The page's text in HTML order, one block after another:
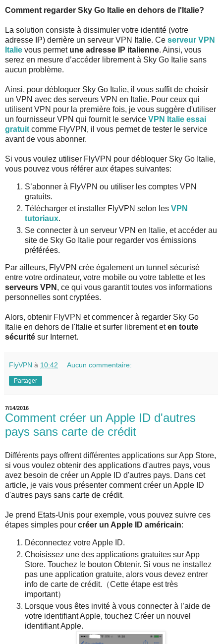
Comment regarder Sky Go Italie en dehors de l'Italie?
La solution consiste à dissimuler votre identité (votre
adresse IP) derrière un serveur VPN Italie. Ce serveur VPN
Italie vous permet une adresse IP italienne. Ainsi, vous
serez en mesure d’accéder librement à Sky Go Italie sans
aucun problème.
Ainsi, pour débloquer Sky Go Italie, il vous suffit de choisir
un VPN avec des serveurs VPN en Italie. Pour ceux qui
utilisent VPN pour la première fois, je vous suggère d'utiliser
un fournisseur VPN qui fournit le service VPN Italie essai
gratuit comme FlyVPN, il vous permet de tester le service
avant de vous abonner.
Si vous voulez utiliser FlyVPN pour débloquer Sky Go Italie,
vous pouvez vous référer aux étapes suivantes:
S’abonner à FlyVPN ou utiliser les comptes VPN
gratuits.
Télécharger et installer FlyVPN selon les VPN
tutoriaux.
Se connecter à un serveur VPN en Italie, et accéder au
site de Sky Go Italie pour regarder vos émissions
préférées.
Par ailleurs, FlyVPN crée également un tunnel sécurisé
entre votre ordinateur, votre mobile ou votre tablette et les
serveurs VPN , ce qui vous garantit toutes vos informations
personnelles sont cryptées.
Alors, obtenir FlyVPN et commencer à regarder Sky Go
Italie en dehors de l'Italie et surfer librement eten toute
sécurité sur Internet.
FlyVPN à 10:42 Aucun commentaire:
Partager
7/14/2016
Comment créer un Apple ID d'autres
pays sans carte de crédit
Différents pays offrent différentes applications sur App Store,
si vous voulez obtenir des applications d'autres pays, vous
avez besoin de créer un Apple ID d'autres pays. Dans cet
article, je vais vous présenter comment créer un Apple ID
d'autres pays sans carte de crédit.
Je prend Etats-Unis pour exemple, vous pouvez suivre ces
étapes simples pour créer un Apple ID américain:
Déconnectez votre Apple ID.
Choisissez une des applications gratuites sur App
Store. Touchez le bouton Obtenir. Si vous ne installez
pas une application gratuite, alors vous devez entrer
info de carte de crédit.（Cette étape est très
important）
Lorsque vous êtes invité à vous connecter à l’aide de
votre identifiant Apple, touchez Créer un nouvel
identifiant Apple.